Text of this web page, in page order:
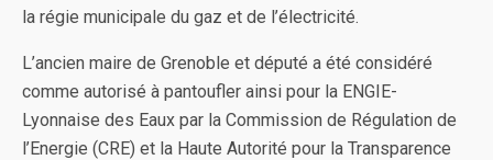
la régie municipale du gaz et de l’électricité.
L’ancien maire de Grenoble et député a été considéré
comme autorisé à pantoufler ainsi pour la ENGIE-
Lyonnaise des Eaux par la Commission de Régulation de
l’Energie (CRE) et la Haute Autorité pour la Transparence